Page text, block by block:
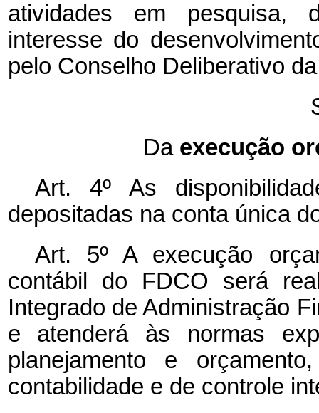
atividades em pesquisa,
interesse do
pelo Conselho Deliberativo
Da execução
Art. 4º As
depositadas na conta única
Art. 5º A execução
contábil do FDCO será
Integrado de Administração
e atenderá às normas
planejamento e
contabilidade e de controle